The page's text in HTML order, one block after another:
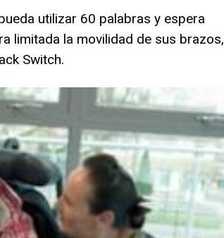
utilizar 60 palabras y espera
limitada la movilidad de sus brazos,
Switch.